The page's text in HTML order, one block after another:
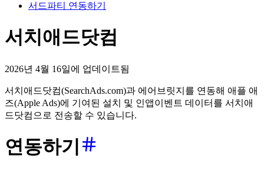
서드파티 연동하기
서치애드닷컴
2026년 4월 16일에 업데이트됨
서치애드닷컴(SearchAds.com)과 에어브릿지를 연동해 애플 애
즈(Apple Ads)에 기여된 설치 및 인앱이벤트 데이터를 서치애
드닷컴으로 전송할 수 있습니다.
연동하기